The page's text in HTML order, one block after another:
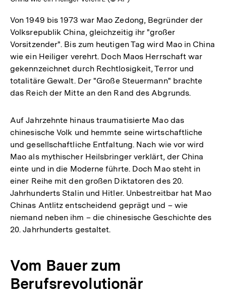
Von 1949 bis 1973 war Mao Zedong, Begründer der
Volksrepublik China, gleichzeitig ihr "großer
Vorsitzender". Bis zum heutigen Tag wird Mao in China
wie ein Heiliger verehrt. Doch Maos Herrschaft war
gekennzeichnet durch Rechtlosigkeit, Terror und
totalitäre Gewalt. Der "Große Steuermann" brachte
das Reich der Mitte an den Rand des Abgrunds.
Auf Jahrzehnte hinaus traumatisierte Mao das
chinesische Volk und hemmte seine wirtschaftliche
und gesellschaftliche Entfaltung. Nach wie vor wird
Mao als mythischer Heilsbringer verklärt, der China
einte und in die Moderne führte. Doch Mao steht in
einer Reihe mit den großen Diktatoren des 20.
Jahrhunderts Stalin und Hitler. Unbestreitbar hat Mao
Chinas Antlitz entscheidend geprägt und – wie
niemand neben ihm – die chinesische Geschichte des
20. Jahrhunderts gestaltet.
Vom Bauer zum
Berufsrevolutionär